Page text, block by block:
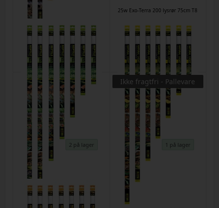
25 w Exo-Terra UVB 150 rør 75cm
Varenr.61268
25w Exo-Terra 200 lysrør 75cm T8
Varenr. 15032023b
DKK 174,00
2 på lager
25w Exo-Terra UVB 100 - (5.0 rør)
Varenr. 61264
1 på lager
30 w Exo-Terra natural light- 90
Ikke fragtfri - Pallevare